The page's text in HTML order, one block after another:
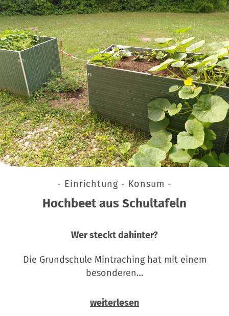
- Einrichtung - Konsum -
Hochbeet aus Schultafeln
Wer steckt dahinter?
Die Grundschule Mintraching hat mit einem
besonderen…
weiterlesen